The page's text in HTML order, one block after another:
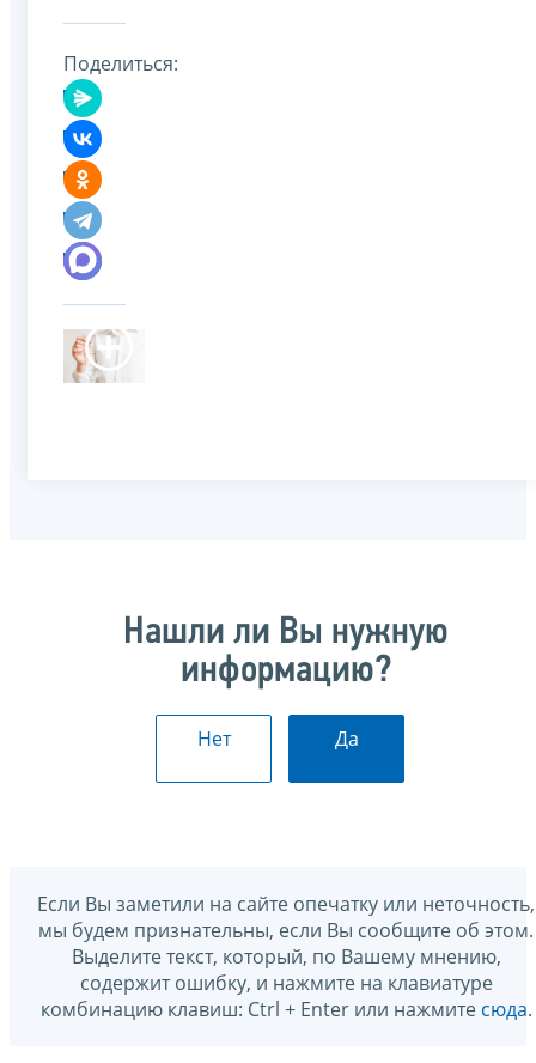
Поделиться:
Нашли ли Вы нужную
информацию?
Нет Да
Если Вы заметили на сайте опечатку или неточность,
мы будем признательны, если Вы сообщите об этом.
Выделите текст, который, по Вашему мнению,
содержит ошибку, и нажмите на клавиатуре
комбинацию клавиш: Ctrl + Enter или нажмите сюда.